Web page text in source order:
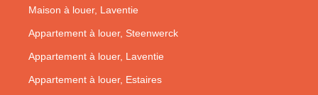
Maison à louer, Laventie
Appartement à louer, Steenwerck
Appartement à louer, Laventie
Appartement à louer, Estaires